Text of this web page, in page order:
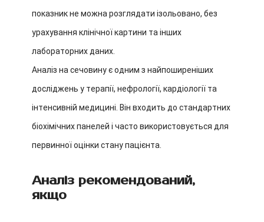
показник не можна розглядати ізольовано, без
урахування клінічної картини та інших
лабораторних даних.
Аналіз на сечовину є одним з найпоширеніших
досліджень у терапії, нефрології, кардіології та
інтенсивній медицині. Він входить до стандартних
біохімічних панелей і часто використовується для
первинної оцінки стану пацієнта.
Аналіз рекомендований,
якщо